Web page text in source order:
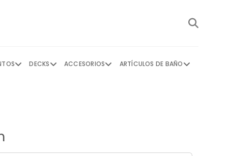
DECKS ACCESORIOS ARTÍCULOS DE BAÑO